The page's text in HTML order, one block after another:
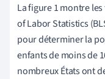
La figure 1 montre
of Labor Statistics
pour déterminer la
enfants de moins de
nombreux États ont